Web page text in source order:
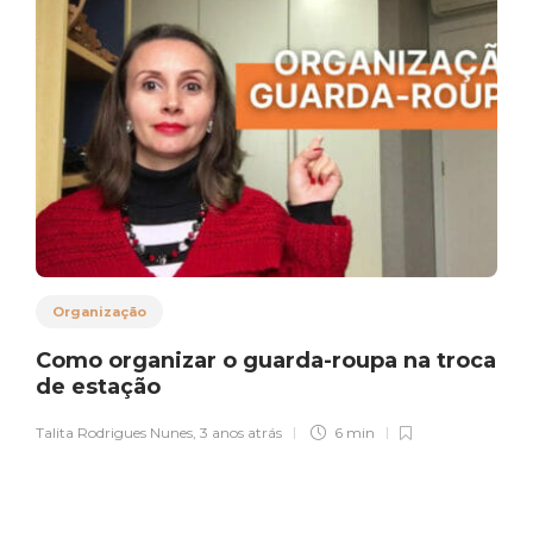
Organização
Como organizar o guarda-roupa na troca
de estação
Talita Rodrigues Nunes, 3 anos atrás 6 min